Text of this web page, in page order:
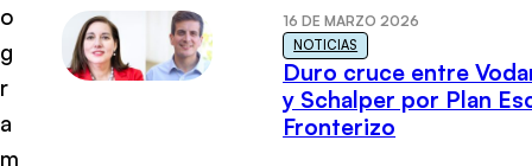
o
g
r
a
m
16 DE MARZO 2026
NOTICIAS
Duro cruce entre
y Schalper por Plan
Fronterizo